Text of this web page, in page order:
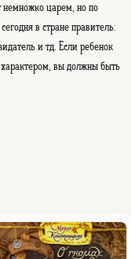
немножко царем, но по
в стране правитель:
и тд. Если ребенок
вы должны быть